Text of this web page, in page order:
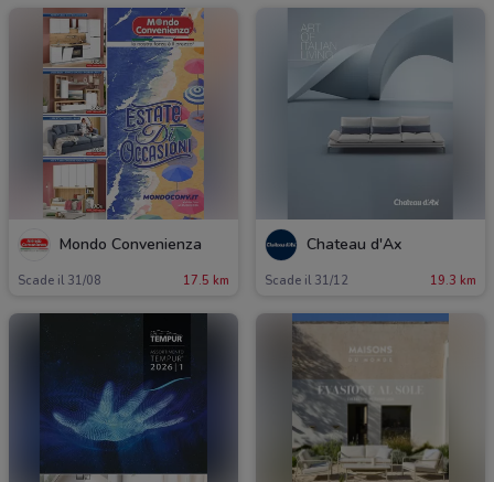
Mondo Convenienza
Scade il 31/08 17.5 km
Chateau d'Ax
Scade il 31/12 19.3 km